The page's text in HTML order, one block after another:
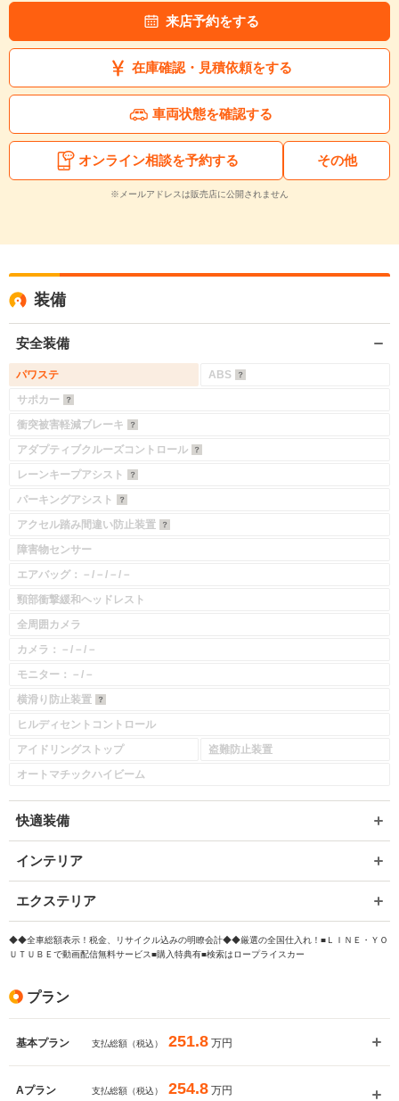
来店予約をする
在庫確認・見積依頼をする
車両状態を確認する
オンライン相談を予約する その他
※メールアドレスは販売店に公開されません
装備
安全装備
パワステ
ABS
サポカー
衝突被害軽減ブレーキ
アダプティブクルーズコントロール
レーンキープアシスト
パーキングアシスト
アクセル踏み間違い防止装置
障害物センサー
エアバッグ：－/－/－/－
頸部衝撃緩和ヘッドレスト
全周囲カメラ
カメラ：－/－/－
モニター：－/－
横滑り防止装置
ヒルディセントコントロール
アイドリングストップ
盗難防止装置
オートマチックハイビーム
快適装備
インテリア
エクステリア
◆◆全車総額表示！税金、リサイクル込みの明瞭会計◆◆厳選の全国仕入れ！■ＬＩＮＥ・ＹＯ
ＵＴＵＢＥで動画配信無料サービス■購入特典有■検索はロープライスカー
プラン
基本プラン 支払総額（税込） 251.8 万円
Aプラン 支払総額（税込） 254.8 万円